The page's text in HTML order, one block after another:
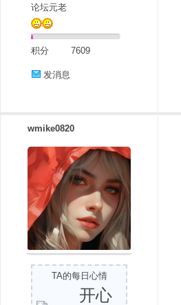
论坛元老
积分 7609
发消息
wmike0820
TA的每日心情
开心